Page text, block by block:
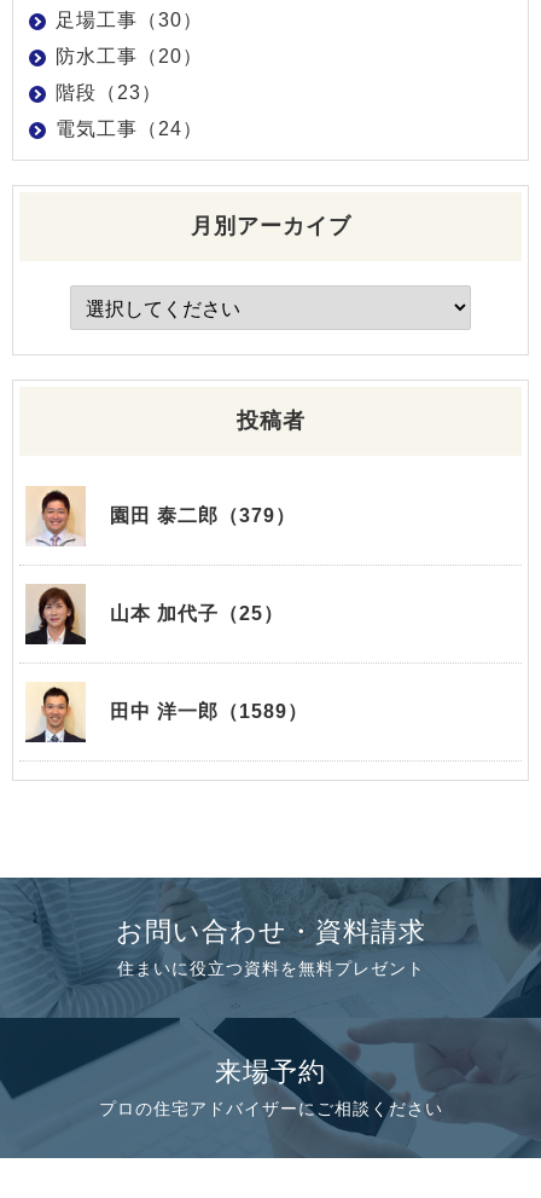
足場工事（30）
防水工事（20）
階段（23）
電気工事（24）
月別アーカイブ
投稿者
園田 泰二郎（379）
山本 加代子（25）
田中 洋一郎（1589）
お問い合わせ・資料請求
住まいに役立つ資料を無料プレゼント
来場予約
プロの住宅アドバイザーにご相談ください